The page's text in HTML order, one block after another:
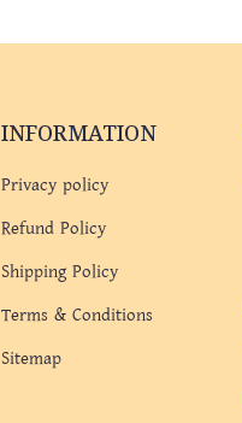
INFORMATION
Privacy policy
Refund Policy
Shipping Policy
Terms & Conditions
Sitemap